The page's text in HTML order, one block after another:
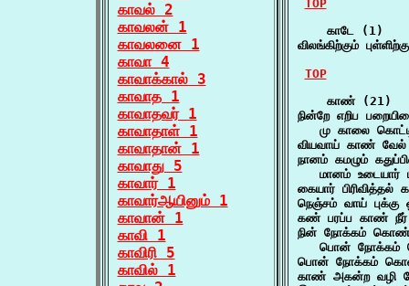
காவல் 2
காவலன் 1
காவலனை 1
காவா 4
காவாக்கால் 3
காவாத 1
காவாதவர் 1
காவாதாள் 1
காவாதான் 1
காவாது 5
காவார் 1
காவார்ஆயினும் 1
காவான் 1
காவி 1
காவிரி 5
காவில் 1
TOP
    காடே (1)
விலங்கிற்கும்
TOP
    காண் (21)
நின்றே எறிப
மு காலை
வியவாய் காண்
நானம் கமழும்
மானம் உடையார்
கையார்
நெஞ்சம் வாய்
கண் பரப்ப காண் நீர்
நின் நோக்கம்
பொன் நோக்கம்
பொன் நோக்கம்
காண் அகன்ற வழி